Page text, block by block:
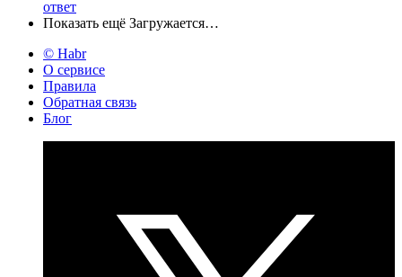
ответ
Показать ещё Загружается…
© Habr
О сервисе
Правила
Обратная связь
Блог